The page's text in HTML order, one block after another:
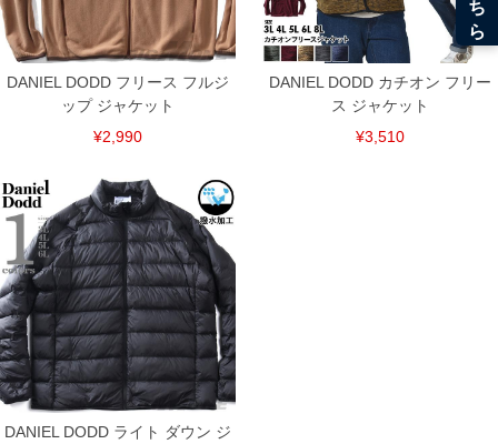
DANIEL DODD フリース フルジ
ップ ジャケット
¥2,990
DANIEL DODD カチオン フリー
ス ジャケット
¥3,510
DANIEL DODD ライト ダウン ジ